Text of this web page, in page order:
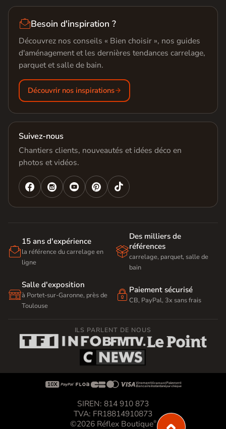
Besoin d'inspiration ?
Découvrez nos conseils « Bien choisir », nos guides
d'aménagement et les dernières tendances carrelage,
parquet et salle de bain.
Découvrir nos inspirations
Suivez-nous
Chantiers clients, nouveautés et idées déco en
photos et vidéos.
   

15 ans d'expérience
la référence du carrelage en
ligne

Des milliers de
références
carrelage, parquet, salle de
bain

Salle d'exposition
à Portet-sur-Garonne, près de
Toulouse
 Paiement sécurisé
CB, PayPal, 3x sans frais
ILS PARLENT DE NOUS

SIREN: 814 910 873
TVA: FR18814910873
©2026 Réflex Boutique®